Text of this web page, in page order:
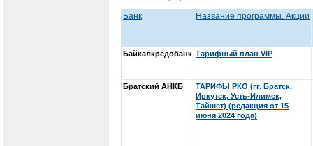
Банк Название программы. Акции
Байкалкредобанк Тарифный план VIP
Братский АНКБ
ТАРИФЫ РКО (гг. Братск,
Иркутск, Усть-Илимск,
Тайшет) (редакция от 15
июня 2024 года)